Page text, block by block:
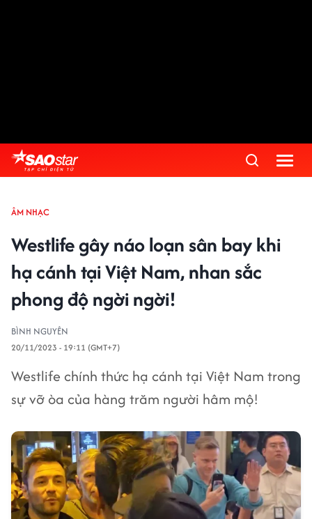
ÂM NHẠC
Westlife gây náo loạn sân bay khi
hạ cánh tại Việt Nam, nhan sắc
phong độ ngời ngời!
BÌNH NGUYÊN
20/11/2023 - 19:11 (GMT+7)
Westlife chính thức hạ cánh tại Việt Nam trong
sự vỡ òa của hàng trăm người hâm mộ!